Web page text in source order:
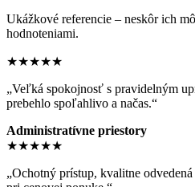
Ukážkové referencie – neskôr ich
hodnoteniami.
★★★★★
„Veľká spokojnosť s pravidelným
prebehlo spoľahlivo a načas.“
Administratívne priestory
★★★★★
„Ochotný prístup, kvalitne